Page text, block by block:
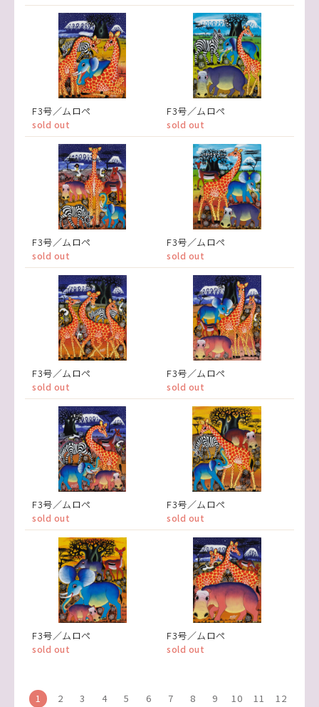
F3号／ムロペ
sold out
F3号／ムロペ
sold out
F3号／ムロペ
sold out
F3号／ムロペ
sold out
F3号／ムロペ
sold out
F3号／ムロペ
sold out
F3号／ムロペ
sold out
F3号／ムロペ
sold out
F3号／ムロペ
sold out
F3号／ムロペ
sold out
1 2 3 4 5 6 7 8 9 10 11
12